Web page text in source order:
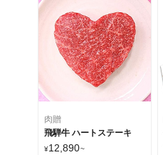
肉贈
飛騨牛 ハートステーキ
¥12,890~